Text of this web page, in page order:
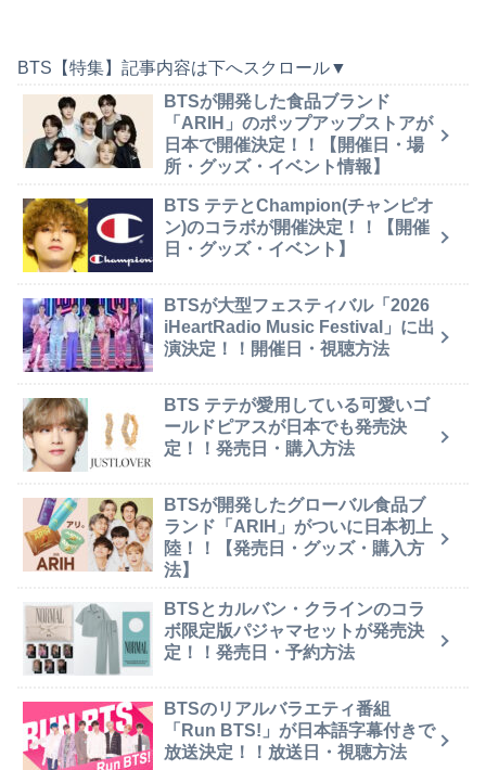
BTS【特集】記事内容は下へスクロール▼
BTSが開発した食品ブランド
「ARIH」のポップアップストアが
日本で開催決定！！【開催日・場
所・グッズ・イベント情報】
BTS テテとChampion(チャンピオ
ン)のコラボが開催決定！！【開催
日・グッズ・イベント】
BTSが大型フェスティバル「2026
iHeartRadio Music Festival」に出
演決定！！開催日・視聴方法
BTS テテが愛用している可愛いゴ
ールドピアスが日本でも発売決
定！！発売日・購入方法
BTSが開発したグローバル食品ブ
ランド「ARIH」がついに日本初上
陸！！【発売日・グッズ・購入方
法】
BTSとカルバン・クラインのコラ
ボ限定版パジャマセットが発売決
定！！発売日・予約方法
BTSのリアルバラエティ番組
「Run BTS!」が日本語字幕付きで
放送決定！！放送日・視聴方法